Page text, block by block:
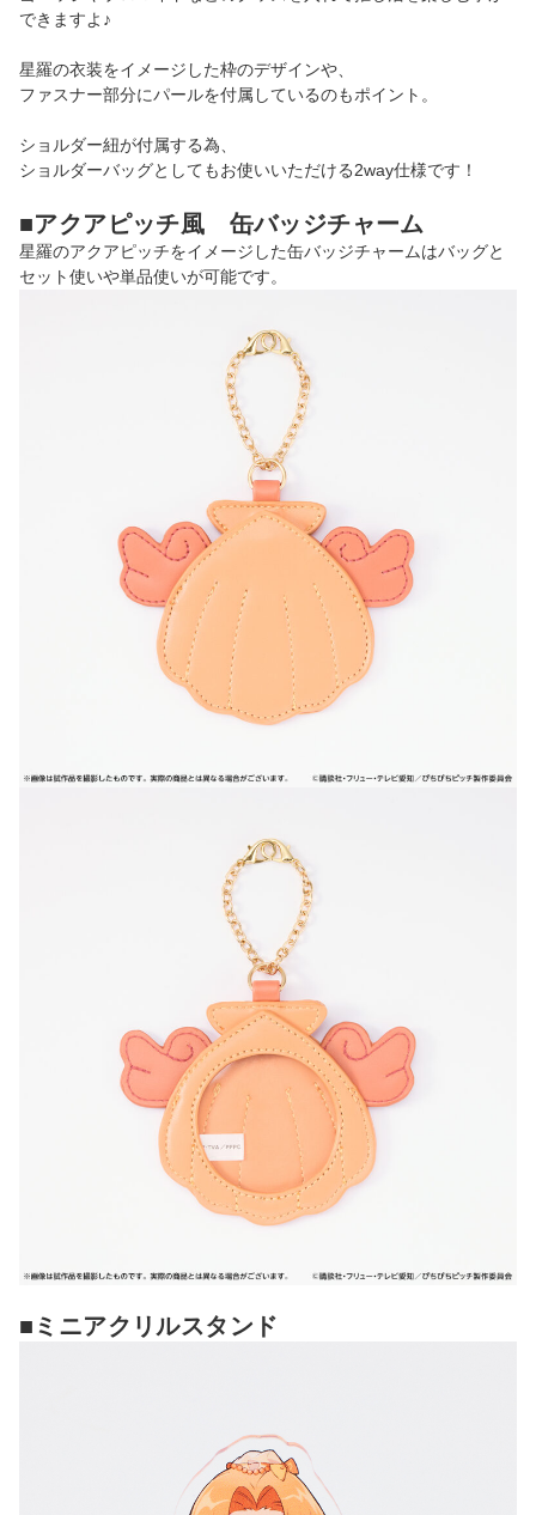
できますよ♪
星羅の衣装をイメージした枠のデザインや、
ファスナー部分にパールを付属しているのもポイント。
ショルダー紐が付属する為、
ショルダーバッグとしてもお使いいただける2way仕様です！
■アクアピッチ風 缶バッジチャーム
星羅のアクアピッチをイメージした缶バッジチャームはバッグと
セット使いや単品使いが可能です。
■ミニアクリルスタンド